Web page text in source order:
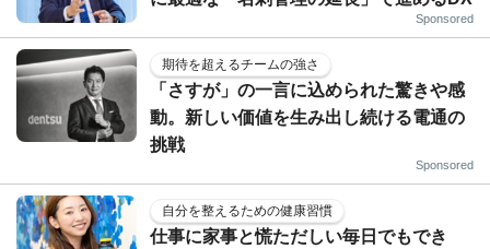
Sponsored
期待を超えるチームの強さ
「さすが」の一言に込められた驚きや感
動。新しい価値を生み出し続ける電通の
挑戦
Sponsored
自分を整えるための健康習慣
仕事に家事と慌ただしい毎日でもでき